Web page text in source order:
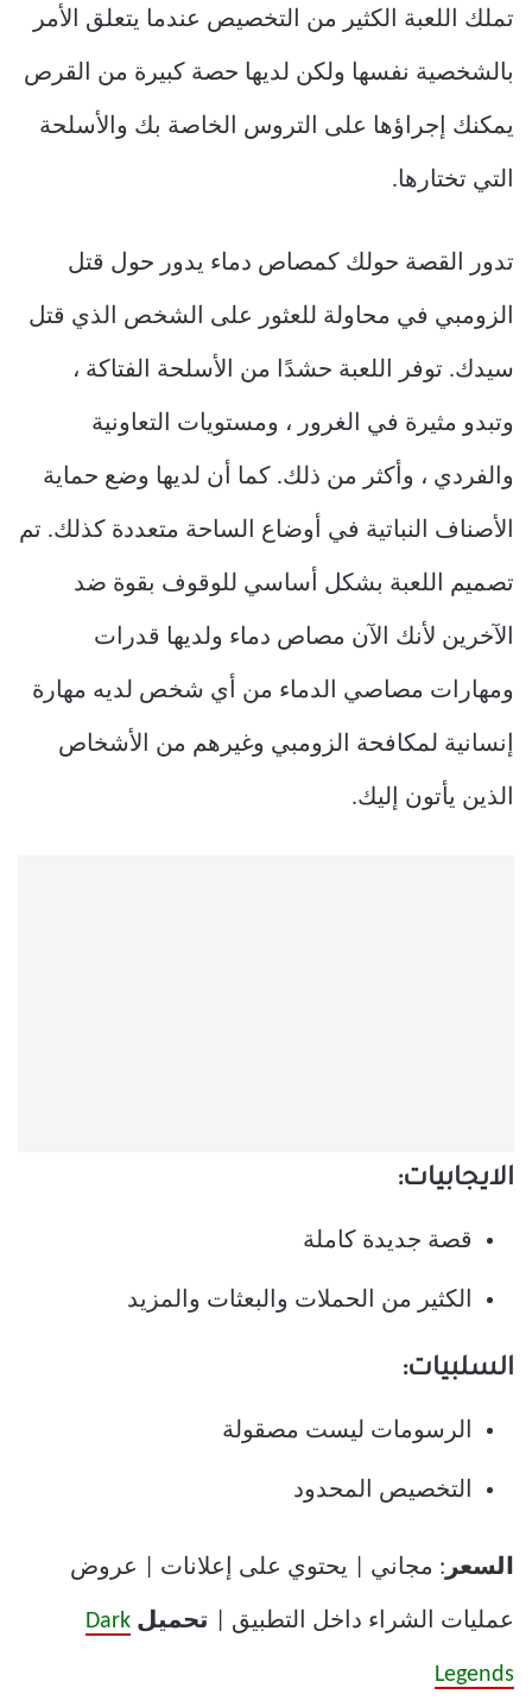
تملك اللعبة الكثير من التخصيص عندما يتعلق الأمر
بالشخصية نفسها ولكن لديها حصة كبيرة من القرص
يمكنك إجراؤها على التروس الخاصة بك والأسلحة
التي تختارها.
تدور القصة حولك كمصاص دماء يدور حول قتل
الزومبي في محاولة للعثور على الشخص الذي قتل
سيدك. توفر اللعبة حشدًا من الأسلحة الفتاكة ،
وتبدو مثيرة في الغرور ، ومستويات التعاونية
والفردي ، وأكثر من ذلك. كما أن لديها وضع حماية
الأصناف النباتية في أوضاع الساحة متعددة كذلك. تم
تصميم اللعبة بشكل أساسي للوقوف بقوة ضد
الآخرين لأنك الآن مصاص دماء ولديها قدرات
ومهارات مصاصي الدماء من أي شخص لديه مهارة
إنسانية لمكافحة الزومبي وغيرهم من الأشخاص
الذين يأتون إليك.
الايجابيات:
قصة جديدة كاملة
الكثير من الحملات والبعثات والمزيد
السلبيات:
الرسومات ليست مصقولة
التخصيص المحدود
السعر : مجاني | يحتوي على إعلانات | عروض
عمليات الشراء داخل التطبيق | تحميل Dark
Legends